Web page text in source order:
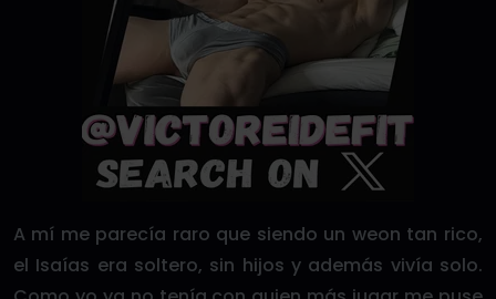
A mí me parecía raro que siendo un weon tan rico,
el Isaías era soltero, sin hijos y además vivía solo.